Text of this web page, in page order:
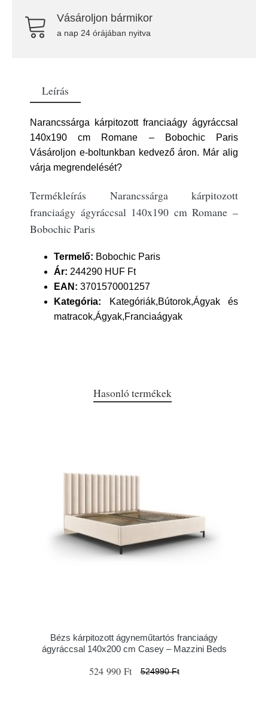
Vásároljon bármikor
a nap 24 órájában nyitva
Leírás
Narancssárga kárpitozott franciaágy ágyráccsal
140x190 cm Romane – Bobochic Paris
Vásároljon e-boltunkban kedvező áron. Már alig
várja megrendelését?
Termékleírás Narancssárga kárpitozott
franciaágy ágyráccsal 140x190 cm Romane –
Bobochic Paris
Termelő: Bobochic Paris
Ár: 244290 HUF Ft
EAN: 3701570001257
Kategória: Kategóriák,Bútorok,Ágyak és
matracok,Ágyak,Franciaágyak
Hasonló termékek
Bézs kárpitozott ágyneműtartós franciaágy
ágyráccsal 140x200 cm Casey – Mazzini Beds
524 990 Ft 524990 Ft